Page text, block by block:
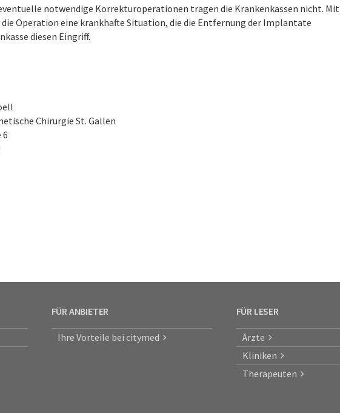
notwendige Korrekturoperationen tragen die Krankenkassen nicht. Mit
Operation eine krankhafte Situation, die die Entfernung der Implantate
diesen Eingriff.
Chirurgie St. Gallen
6
FÜR ANBIETER
Ihre Vorteile bei citymed
FÜR LESER
Ärzte
Kliniken
Therapeuten